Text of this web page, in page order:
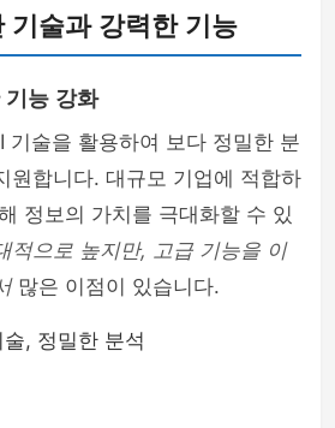
기술과 강력한 기능
기능 강화
기술을 활용하여 보다 정밀한 분
원합니다. 대규모 기업에 적합하
정보의 가치를 극대화할 수 있
적으로 높지만, 고급 기능을 이
많은 이점이 있습니다.
, 정밀한 분석